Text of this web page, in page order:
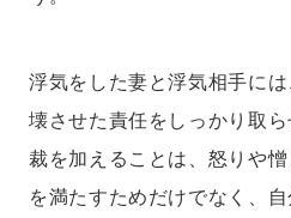
浮気をした妻と浮気相手に
壊させた責任をしっかり取
裁を加えることは、怒りや
を満たすためだけでなく、